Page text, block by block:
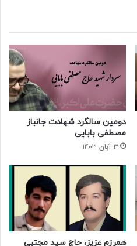
دومین سالگرد شهادت جانباز
مصطفی بابایی
۳ آبان ۱۴۰۳
همرزم عزیز، حاج سید مجتبی